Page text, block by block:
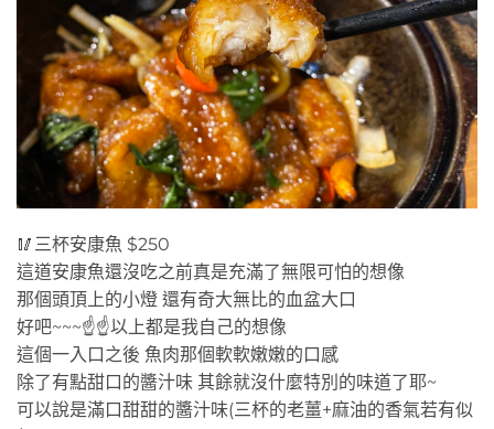
🥢三杯安康魚 $250
這道安康魚還沒吃之前真是充滿了無限可怕的想像
那個頭頂上的小燈 還有奇大無比的血盆大口
好吧~~~☝️☝️以上都是我自己的想像
這個一入口之後 魚肉那個軟軟嫩嫩的口感
除了有點甜口的醬汁味 其餘就沒什麼特別的味道了耶~
可以說是滿口甜甜的醬汁味(三杯的老薑+麻油的香氣若有似